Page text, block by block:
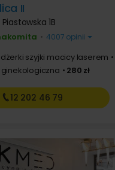
II
Piastowska 1B
• 4007 opinii
szyjki macicy laserem
280 zł
12 202 46 79